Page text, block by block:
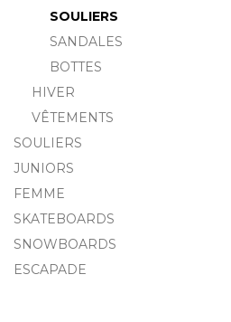
SOULIERS
SANDALES
BOTTES
HIVER
VÊTEMENTS
SOULIERS
JUNIORS
FEMME
SKATEBOARDS
SNOWBOARDS
ESCAPADE